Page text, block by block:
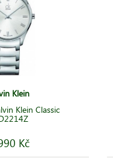
Klein
Klein Classic
Kč